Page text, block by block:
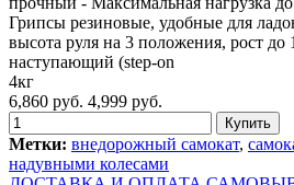
Грипсы резиновые, удобные для
высота руля на 3 положения, рост
наступающий (step-on
4кг
6,860 руб. 4,999 руб.
Метки: внедорожный самокат,
надувными колесами